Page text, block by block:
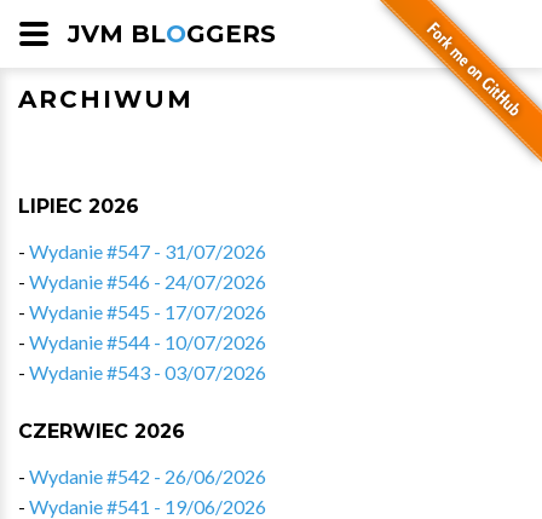
JVM BLOGGERS
ARCHIWUM
LIPIEC 2026
- Wydanie #547 - 31/07/2026
- Wydanie #546 - 24/07/2026
- Wydanie #545 - 17/07/2026
- Wydanie #544 - 10/07/2026
- Wydanie #543 - 03/07/2026
CZERWIEC 2026
- Wydanie #542 - 26/06/2026
- Wydanie #541 - 19/06/2026